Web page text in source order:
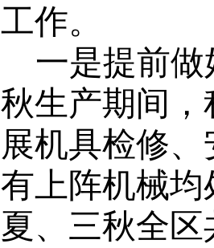
工作。
一是提前
秋生产期间
展机具检修
有上阵机械
夏、三秋全